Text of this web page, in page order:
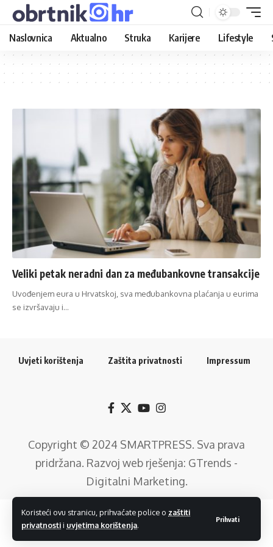
Koristeći ovu stranicu, prihvaćate police o zaštiti
privatnostii uvjetima korištenja.
Prihvati
Naslovnica Aktualno Struka Karijere Lifestyle
Veliki petak neradni dan za međubankovne transakcije
Uvođenjem eura u Hrvatskoj, sva međubankovna plaćanja u eurima
se izvršavaju i…
Uvjeti korištenja Zaštita privatnosti Impressum
Copyright © 2024 SMARTPRESS. Sva prava
pridržana. Razvoj web rješenja: GTrends -
Digitalni Marketing.